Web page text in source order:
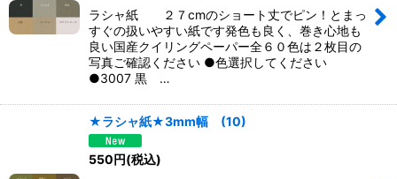
ラシャ紙 ２７cmのショート丈でピン！とまっ
すぐの扱いやすい紙です発色も良く、巻き心地も
良い国産クイリングペーパー全６０色は２枚目の
写真ご確認ください ●色選択してください
●3007 黒 …
★ラシャ紙★3mm幅 (10)
550円(税込)